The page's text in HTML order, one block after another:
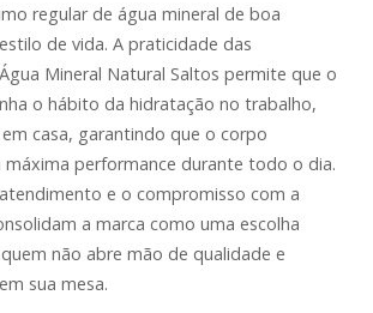
regular de água mineral de boa
de vida. A praticidade das
Mineral Natural Saltos permite que o
o hábito da hidratação no trabalho,
casa, garantindo que o corpo
máxima performance durante todo o dia.
e o compromisso com a
a marca como uma escolha
não abre mão de qualidade e
sua mesa.